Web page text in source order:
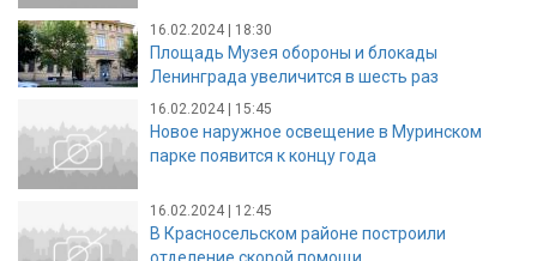
16.02.2024 | 18:30
Площадь Музея обороны и блокады
Ленинграда увеличится в шесть раз
16.02.2024 | 15:45
Новое наружное освещение в Муринском
парке появится к концу года
16.02.2024 | 12:45
В Красносельском районе построили